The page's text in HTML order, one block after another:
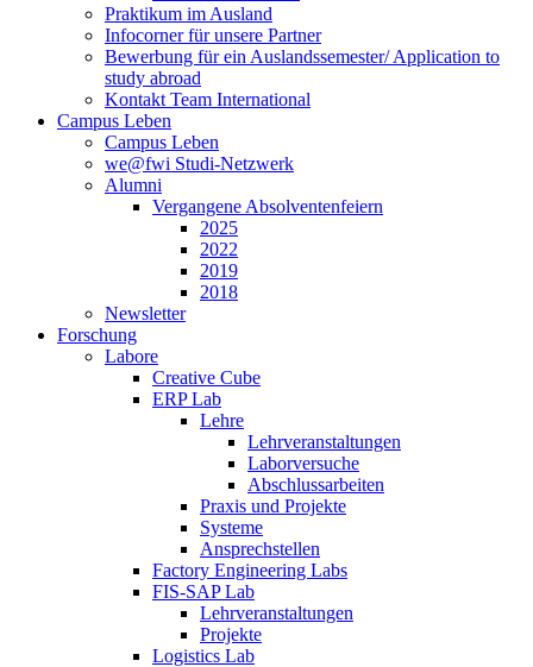
Praktikum im Ausland
Infocorner für unsere Partner
Bewerbung für ein Auslandssemester/ Application to
study abroad
Kontakt Team International
Campus Leben
Campus Leben
we@fwi Studi-Netzwerk
Alumni
Vergangene Absolventenfeiern
2025
2022
2019
2018
Newsletter
Forschung
Labore
Creative Cube
ERP Lab
Lehre
Lehrveranstaltungen
Laborversuche
Abschlussarbeiten
Praxis und Projekte
Systeme
Ansprechstellen
Factory Engineering Labs
FIS-SAP Lab
Lehrveranstaltungen
Projekte
Logistics Lab